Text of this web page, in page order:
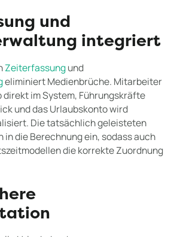
und
integriert
Zeiterfassungund
eliminiert Medienbrüche. Mitarbeiter
im System, Führungskräfte
und das Urlaubskonto wird
Die tatsächlich geleisteten
die Berechnung ein, sodass auch
die korrekte Zuordnung